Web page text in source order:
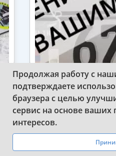
ИЗГОТОВИЛИ
СУВЕНИРНЫЕ
Продолжая работу с
подтверждаете
браузера с целью
сервис на основе ваших
интересов.
WhatsApp